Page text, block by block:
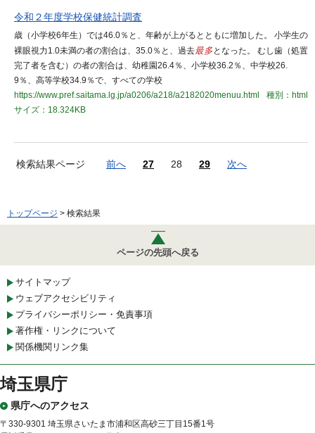
令和２年度学校保健統計調査
歳（小学校6年生）では46.0％と、年齢が上がるとともに増加した。 小学生の
裸眼視力1.0未満の者の割合は、35.0％と、過去最多 となった。 むし歯（処置
完了者を含む）の者の割合は、幼稚園26.4％、小学校36.2％、中学校26.
9％、高等学校34.9％で、すべての学校
https://www.pref.saitama.lg.jp/a0206/a218/a2182020menuu.html
種別：html
サイズ：18.324KB
検索結果ページ 前へ 27 28 29 次へ
トップページ > 検索結果
ページの先頭へ戻る
サイトマップ
ウェブアクセシビリティ
プライバシーポリシー・免責事項
著作権・リンクについて
関係機関リンク集
埼玉県庁
県庁へのアクセス
〒330-9301 埼玉県さいたま市浦和区高砂三丁目15番1号